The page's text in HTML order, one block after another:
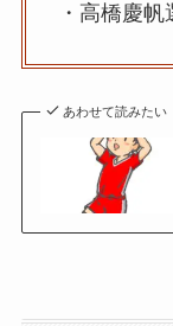
・高橋慶
あわせて読みたい